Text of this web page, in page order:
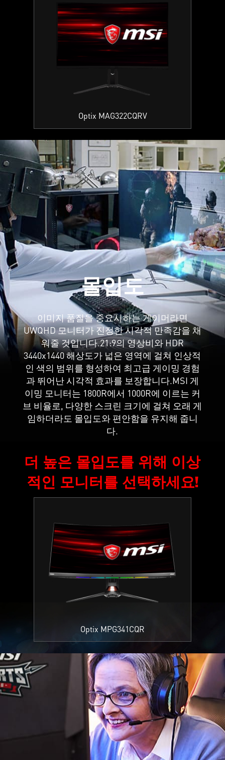
Optix MAG322CQRV
몰입도
이미지 품질을 중요시하는 게이머라면
UWQHD 모니터가 진정한 시각적 만족감을 채
워줄 것입니다.21:9의 영상비와 HDR
3440x1440 해상도가 넓은 영역에 걸쳐 인상적
인 색의 범위를 형성하여 최고급 게이밍 경험
과 뛰어난 시각적 효과를 보장합니다.MSI 게
이밍 모니터는 1800R에서 1000R에 이르는 커
브 비율로, 다양한 스크린 크기에 걸쳐 오래 게
임하더라도 몰입도와 편안함을 유지해 줍니
다.
더 높은 몰입도를 위해 이상
적인 모니터를 선택하세요!
Optix MPG341CQR